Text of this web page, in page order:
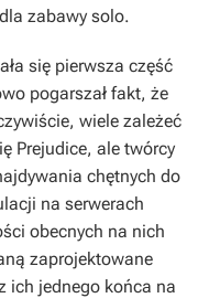
zabawy solo.
się pierwsza część
pogarszał fakt, że
wiele zależeć
Prejudice, ale twórcy
chętnych do
na serwerach
obecnych na nich
zaprojektowane
ich jednego końca na